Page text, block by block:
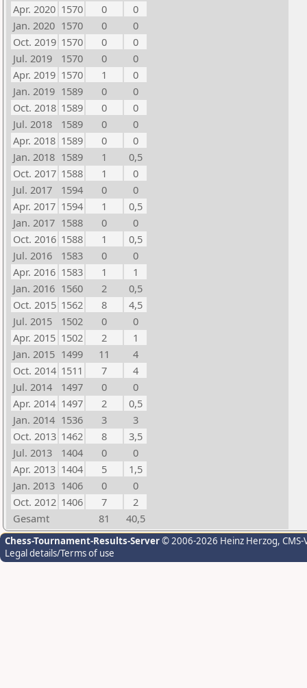
Apr. 2020 1570 0
0
Jan. 2020 1570 0
0
Oct. 2019 1570 0
0
Jul. 2019
1570 0
0
Apr. 2019 1570 1
0
Jan. 2019 1589 0
0
Oct. 2018 1589 0
0
Jul. 2018
1589 0
0
Apr. 2018 1589 0
0
Jan. 2018 1589 1
0,5
Oct. 2017 1588 1
0
Jul. 2017
1594 0
0
Apr. 2017 1594 1
0,5
Jan. 2017 1588 0
0
Oct. 2016 1588 1
0,5
Jul. 2016
1583 0
0
Apr. 2016 1583 1
1
Jan. 2016 1560 2
0,5
Oct. 2015 1562 8
4,5
Jul. 2015
1502 0
0
Apr. 2015 1502 2
1
Jan. 2015 1499 11
4
Oct. 2014 1511 7
4
Jul. 2014
1497 0
0
Apr. 2014 1497 2
0,5
Jan. 2014 1536 3
3
Oct. 2013 1462 8
3,5
Jul. 2013
1404 0
0
Apr. 2013 1404 5
1,5
Jan. 2013 1406 0
0
Oct. 2012 1406 7
2
Gesamt
81 40,5
Chess-Tournament-Results-Server© 2006-2026 Heinz Herzog,
Legal details/Terms of use